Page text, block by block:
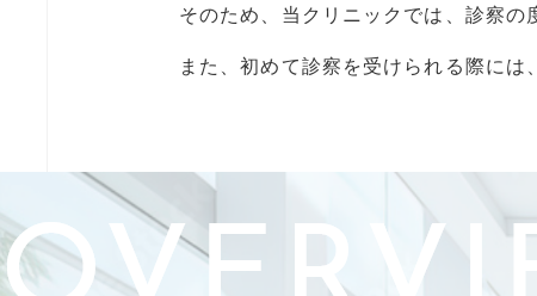
そのため、当クリニックでは、診察の
また、初めて診察を受けられる際に